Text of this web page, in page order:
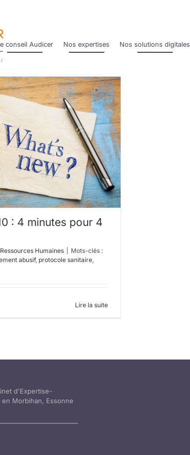
conseil Audicer Nos expertises Nos solutions digitales
: 4 minutes pour 4
Ressources Humaines
Mots-clés :
abusif, protocole sanitaire,
Lire la suite
d'Expertise-
Morbihan, Essonne